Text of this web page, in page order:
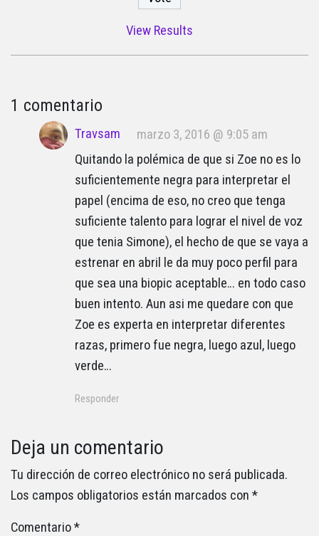
View Results
1 comentario
Travsam
marzo 3, 2016 @ 9:05 am
Quitando la polémica de que si Zoe no es lo
suficientemente negra para interpretar el
papel (encima de eso, no creo que tenga
suficiente talento para lograr el nivel de voz
que tenia Simone), el hecho de que se vaya a
estrenar en abril le da muy poco perfil para
que sea una biopic aceptable… en todo caso
buen intento. Aun asi me quedare con que
Zoe es experta en interpretar diferentes
razas, primero fue negra, luego azul, luego
verde…
Responder
Deja un comentario
Tu dirección de correo electrónico no será publicada.
Los campos obligatorios están marcados con *
Comentario*